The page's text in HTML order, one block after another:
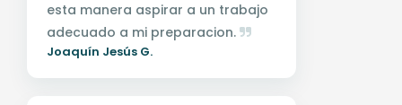
esta manera aspirar a un trabajo
adecuado a mi preparacion.
Joaquín Jesús G.